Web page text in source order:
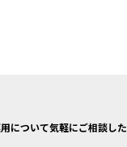
について気軽にご相談し